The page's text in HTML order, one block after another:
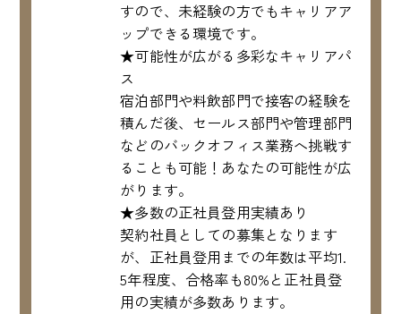
すので、未経験の方でもキャリアア
ップできる環境です。
★可能性が広がる多彩なキャリアパ
ス
宿泊部門や料飲部門で接客の経験を
積んだ後、セールス部門や管理部門
などのバックオフィス業務へ挑戦す
ることも可能！あなたの可能性が広
がります。
★多数の正社員登用実績あり
契約社員としての募集となります
が、正社員登用までの年数は平均1.
5年程度、合格率も80%と正社員登
用の実績が多数あります。